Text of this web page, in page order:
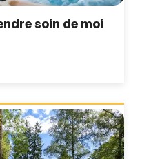
soin de moi